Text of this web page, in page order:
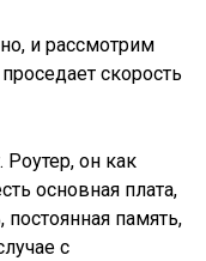
и рассмотрим
скорость
он как
основная плата,
постоянная память,
с